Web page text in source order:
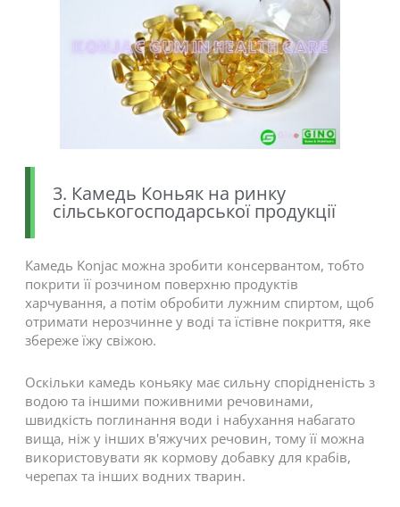
3. Камедь Коньяк на ринку
сільськогосподарської продукції
Камедь Konjac можна зробити консервантом, тобто
покрити її розчином поверхню продуктів
харчування, а потім обробити лужним спиртом, щоб
отримати нерозчинне у воді та їстівне покриття, яке
збереже їжу свіжою.
Оскільки камедь коньяку має сильну спорідненість з
водою та іншими поживними речовинами,
швидкість поглинання води і набухання набагато
вища, ніж у інших в'яжучих речовин, тому її можна
використовувати як кормову добавку для крабів,
черепах та інших водних тварин.